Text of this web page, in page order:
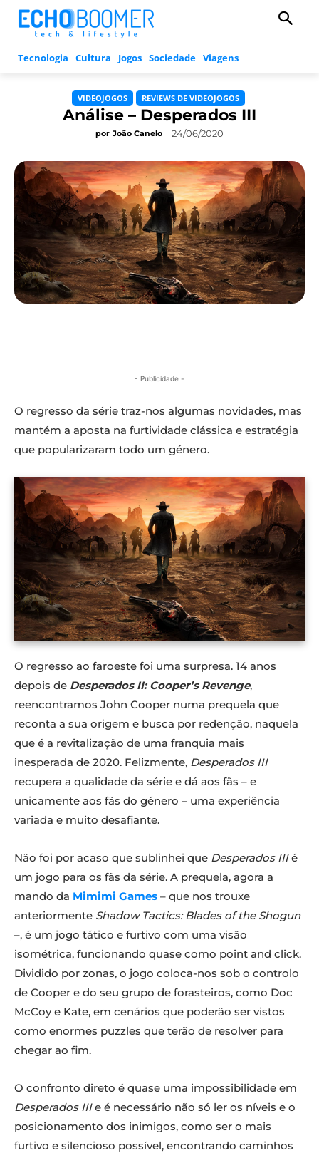
Tecnologia Cultura Jogos Sociedade Viagens
VIDEOJOGOS REVIEWS DE VIDEOJOGOS
Análise – Desperados III
por João Canelo 24/06/2020
- Publicidade -
O regresso da série traz-nos algumas novidades, mas
mantém a aposta na furtividade clássica e estratégia
que popularizaram todo um género.
O regresso ao faroeste foi uma surpresa. 14 anos
depois de Desperados II: Cooper’s Revenge,
reencontramos John Cooper numa prequela que
reconta a sua origem e busca por redenção, naquela
que é a revitalização de uma franquia mais
inesperada de 2020. Felizmente, Desperados III
recupera a qualidade da série e dá aos fãs – e
unicamente aos fãs do género – uma experiência
variada e muito desafiante.
Não foi por acaso que sublinhei que Desperados IIIé
um jogo para os fãs da série. A prequela, agora a
mando da Mimimi Games – que nos trouxe
anteriormente Shadow Tactics: Blades of the Shogun
–, é um jogo tático e furtivo com uma visão
isométrica, funcionando quase como point and click.
Dividido por zonas, o jogo coloca-nos sob o controlo
de Cooper e do seu grupo de forasteiros, como Doc
McCoy e Kate, em cenários que poderão ser vistos
como enormes puzzles que terão de resolver para
chegar ao fim.
O confronto direto é quase uma impossibilidade em
Desperados IIIe é necessário não só ler os níveis e o
posicionamento dos inimigos, como ser o mais
furtivo e silencioso possível, encontrando caminhos